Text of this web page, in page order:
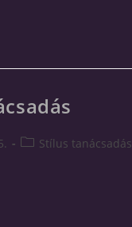
Stílus tanácsadás